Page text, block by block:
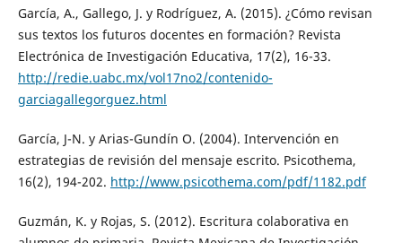
García, A., Gallego, J. y Rodríguez, A. (2015). ¿Cómo revisan
sus textos los futuros docentes en formación? Revista
Electrónica de Investigación Educativa, 17(2), 16-33.
http://redie.uabc.mx/vol17no2/contenido-
garciagallegorguez.html
García, J-N. y Arias-Gundín O. (2004). Intervención en
estrategias de revisión del mensaje escrito. Psicothema,
16(2), 194-202. http://www.psicothema.com/pdf/1182.pdf
Guzmán, K. y Rojas, S. (2012). Escritura colaborativa en